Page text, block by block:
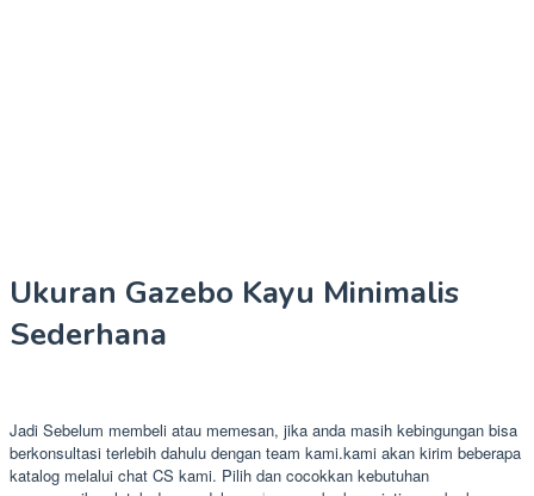
Ukuran Gazebo Kayu Minimalis
Sederhana
Jadi Sebelum membeli atau memesan, jika anda masih kebingungan bisa
berkonsultasi terlebih dahulu dengan team kami.kami akan kirim beberapa
katalog melalui chat CS kami. Pilih dan cocokkan kebutuhan